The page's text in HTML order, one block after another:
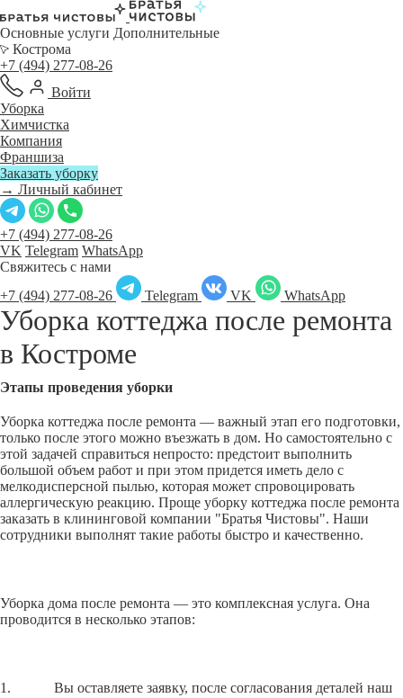
Основные услуги Дополнительные
Кострома
+7 (494) 277-08-26
Войти
Уборка
Химчистка
Компания
Франшиза
Заказать уборку
→ Личный кабинет
+7 (494) 277-08-26
VK Telegram WhatsApp
Свяжитесь с нами
+7 (494) 277-08-26
Telegram VK WhatsApp
Уборка коттеджа после ремонта
в Костроме
Этапы проведения уборки
Уборка коттеджа после ремонта — важный этап его подготовки,
только после этого можно въезжать в дом. Но самостоятельно с
этой задачей справиться непросто: предстоит выполнить
большой объем работ и при этом придется иметь дело с
мелкодисперсной пылью, которая может спровоцировать
аллергическую реакцию. Проще уборку коттеджа после ремонта
заказать в клининговой компании "Братья Чистовы". Наши
сотрудники выполнят такие работы быстро и качественно.
Уборка дома после ремонта — это комплексная услуга. Она
проводится в несколько этапов:
1. Вы оставляете заявку, после согласования деталей наш